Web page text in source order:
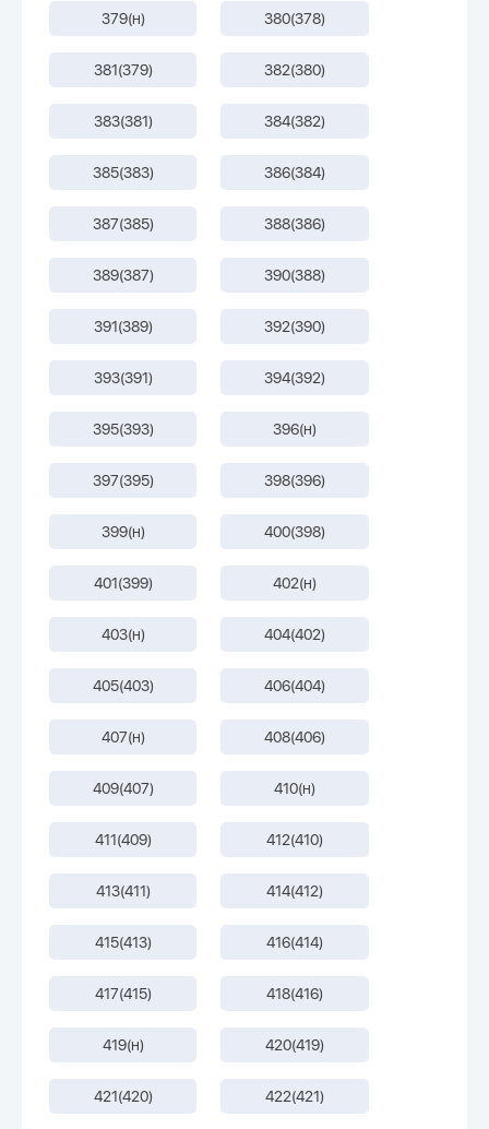
379(н) 380(378)
381(379) 382(380)
383(381) 384(382)
385(383) 386(384)
387(385) 388(386)
389(387) 390(388)
391(389) 392(390)
393(391) 394(392)
395(393) 396(н)
397(395) 398(396)
399(н) 400(398)
401(399) 402(н)
403(н) 404(402)
405(403) 406(404)
407(н) 408(406)
409(407) 410(н)
411(409) 412(410)
413(411) 414(412)
415(413) 416(414)
417(415) 418(416)
419(н) 420(419)
421(420) 422(421)